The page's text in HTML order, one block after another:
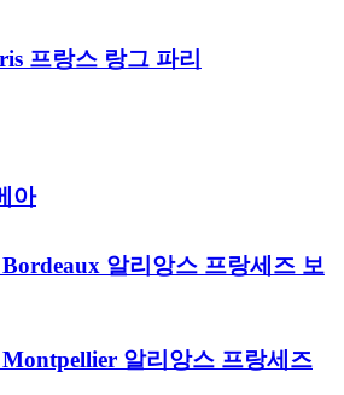
프랑스 랑그 파리
아
알리앙스 프랑세즈 보
알리앙스 프랑세즈